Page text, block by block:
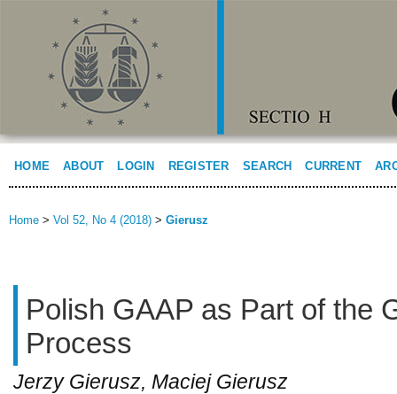
HOME ABOUT LOGIN REGISTER SEARCH CURRENT
Home > Vol 52, No 4 (2018) > Gierusz
Polish GAAP as Part of the
Process
Jerzy Gierusz, Maciej Gierusz